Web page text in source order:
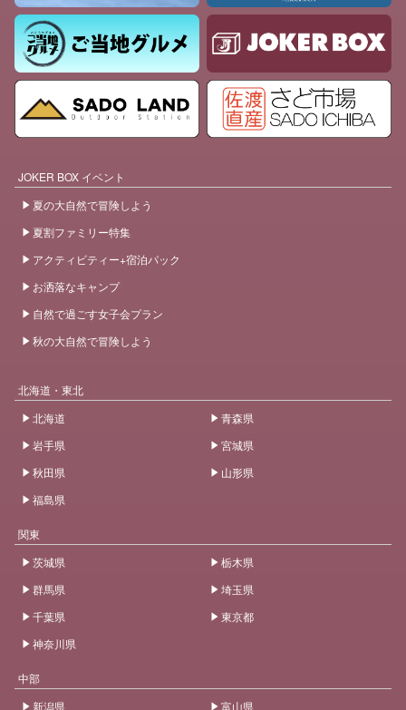
JOKER BOX イベント
夏の大自然で冒険しよう
夏割ファミリー特集
アクティビティー+宿泊パック
お洒落なキャンプ
自然で過ごす女子会プラン
秋の大自然で冒険しよう
北海道・東北
北海道
青森県
岩手県
宮城県
秋田県
山形県
福島県
関東
茨城県
栃木県
群馬県
埼玉県
千葉県
東京都
神奈川県
中部
新潟県
富山県